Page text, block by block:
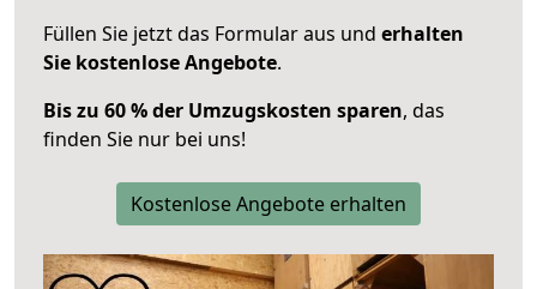
Füllen Sie jetzt das Formular aus und erhalten
Sie kostenlose Angebote.
Bis zu 60 % der Umzugskosten sparen, das
finden Sie nur bei uns!
Kostenlose Angebote erhalten